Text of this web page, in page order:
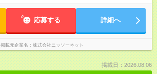
応募する 詳細へ
掲載元企業名 株式会社ニッソーネット
掲載日：2026.08.06